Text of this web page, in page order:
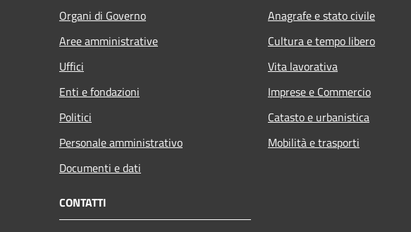
Organi di Governo
Aree amministrative
Uffici
Enti e fondazioni
Politici
Personale amministrativo
Documenti e dati
Anagrafe e stato civile
Cultura e tempo libero
Vita lavorativa
Imprese e Commercio
Catasto e urbanistica
Mobilità e trasporti
CONTATTI